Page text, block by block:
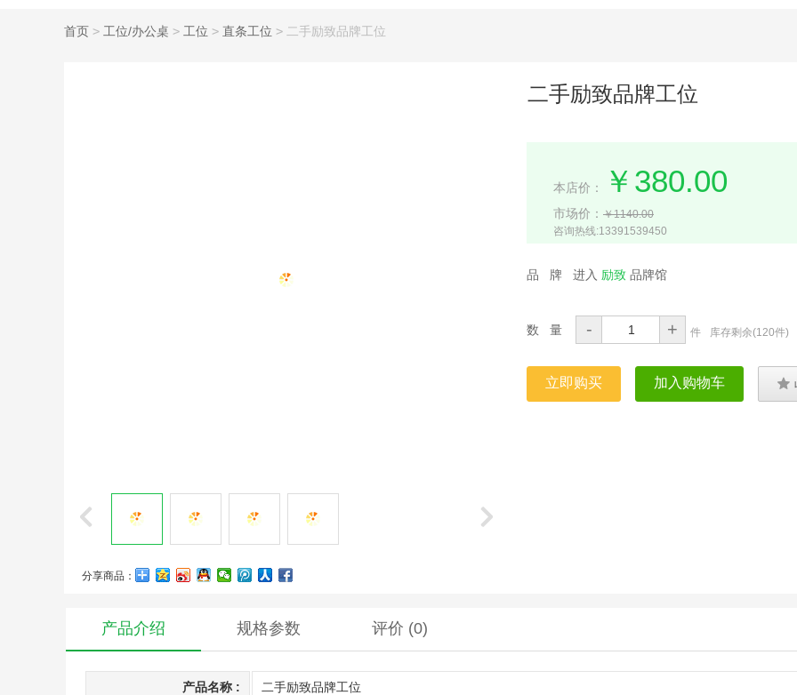
首页 > 工位/办公桌 > 工位 > 直条工位 > 二手励致品牌工位
分享商品：
二手励致品牌工位
本店价： ￥380.00
市场价： ￥1140.00
咨询热线:13391539450
品 牌 进入 励致 品牌馆
数 量 - + 件 库存剩余(120件)
立即购买 加入购物车 
产品介绍 规格参数 评价 (0)
产品名称 : 二手励致品牌工位